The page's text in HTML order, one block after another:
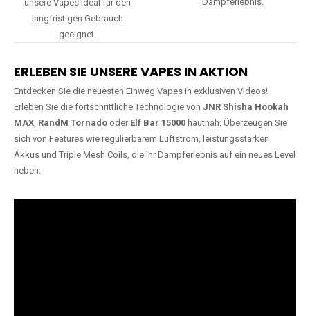
unsere Vapes ideal für den
langfristigen Gebrauch
geeignet.
ERLEBEN SIE UNSERE VAPES IN AKTION
Entdecken Sie die neuesten Einweg Vapes in exklusiven Videos!
Erleben Sie die fortschrittliche Technologie von JNR Shisha Hookah
MAX, RandM Tornado oder Elf Bar 15000 hautnah. Überzeugen Sie
sich von Features wie regulierbarem Luftstrom, leistungsstarken
Akkus und Triple Mesh Coils, die Ihr Dampferlebnis auf ein neues Level
heben.